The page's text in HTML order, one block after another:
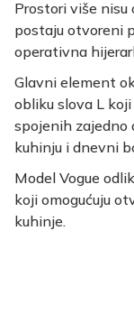
Prostori više
postaju otvoreni
operativna
Glavni element
obliku slova L
spojenih zajedno
kuhinju i dnevni
Model Vogue
koji omogućuju
kuhinje.